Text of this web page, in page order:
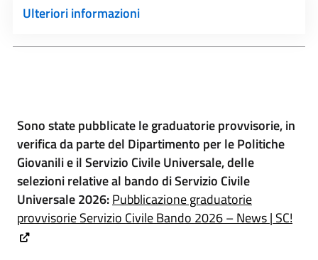
Ulteriori informazioni
Sono state pubblicate le graduatorie provvisorie, in
verifica da parte del Dipartimento per le Politiche
Giovanili e il Servizio Civile Universale, delle
selezioni relative al bando di Servizio Civile
Universale 2026:Pubblicazione graduatorie
provvisorie Servizio Civile Bando 2026 – News | SC!